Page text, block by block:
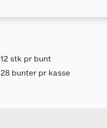
12 stk pr bunt
28 bunter pr kasse